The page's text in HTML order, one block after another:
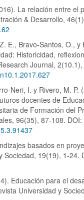
La relación entre el
& Desarrollo,
E., Bravo-Santos, O., y
Historicidad,
Journal,
Neri, I. y Rivero, M. P.
docentes de
de Formación del
96(35), 87-108. DOI:
basados en
Sociedad, 19(19), 1-24.
Educación para el
Universidad y